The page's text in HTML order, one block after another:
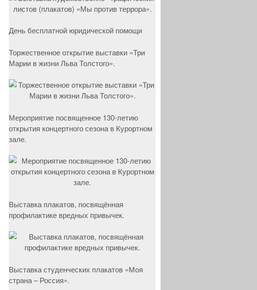
День бесплатной юридической помощи
Торжественное открытие выставки «Три
Марии в жизни Льва Толстого».
Мероприятие посвященное 130-летию
открытия концертного сезона в Курортном
зале.
Выставка плакатов, посвящённая
профилактике вредных привычек.
Выставка студенческих плакатов «Моя
страна – Россия».